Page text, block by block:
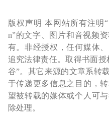
版权声明 本网站所有注明
n”的文字、图片和音视频
有。非经授权，任何媒体
追究法律责任。取得书面
谷”。其它来源的文章系转
于传递更多信息之目的，
望被转载的媒体或个人可
除处理。